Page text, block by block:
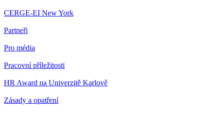
CERGE-EI New York
Partneři
Pro média
Pracovní příležitosti
HR Award na Univerzitě Karlově
Zásady a opatření